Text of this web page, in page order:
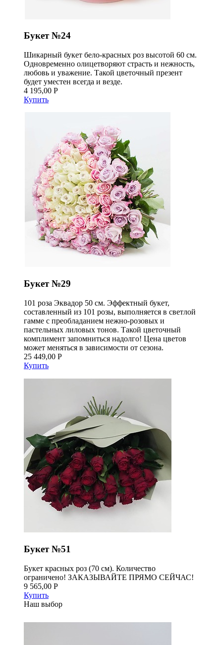
Букет №24
Шикарный букет бело-красных роз высотой 60 см.
Одновременно олицетворяют страсть и нежность,
любовь и уважение. Такой цветочный презент
будет уместен всегда и везде.
4 195,00 Р
Купить
Букет №29
101 роза Эквадор 50 см. Эффектный букет,
составленный из 101 розы, выполняется в светлой
гамме с преобладанием нежно-розовых и
пастельных лиловых тонов. Такой цветочный
комплимент запомниться надолго! Цена цветов
может меняться в зависимости от сезона.
25 449,00 Р
Купить
Букет №51
Букет красных роз (70 см). Количество
ограничено! ЗАКАЗЫВАЙТЕ ПРЯМО СЕЙЧАС!
9 565,00 Р
Купить
Наш выбор